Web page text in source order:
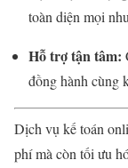
toàn diện mọi
Hỗ trợ tận tâm:
đồng hành cùng
Dịch vụ kế toán
phí mà còn tối ưu